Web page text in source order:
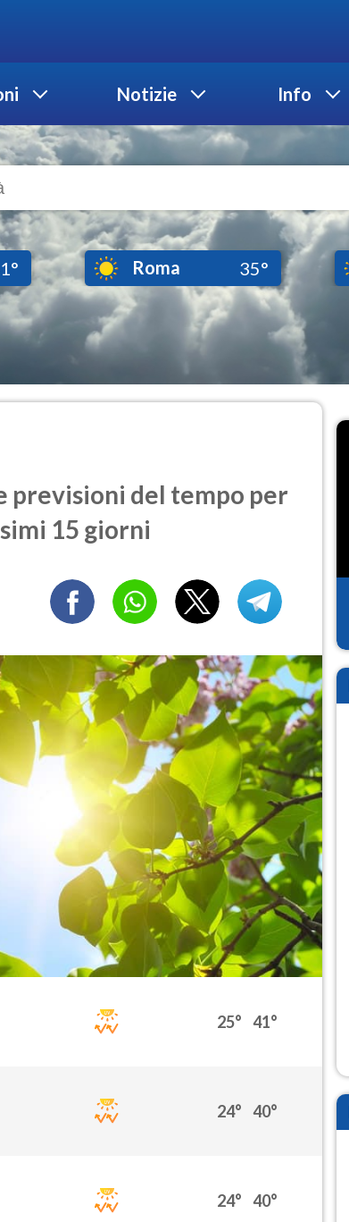
Notizie Info
Roma 35°
previsioni del tempo per
15 giorni
25° 41°
24° 40°
24° 40°